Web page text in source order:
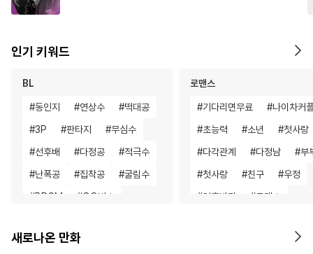
인기 키워드
BL
#동인지 #연상수 #떡대공
#3P #판타지 #무심수
#선후배 #다정공 #적극수
#난폭공 #집착공 #굴림수
#BDSM #OO버스
#첫사랑 #임신수
로맨스
#기다리면무료 #나이차커
#초능력 #소년 #첫사랑
#다각관계 #다정남 #부
#첫사랑 #친구 #우정
#영혼바뀜 #로맨스
새로나온 만화